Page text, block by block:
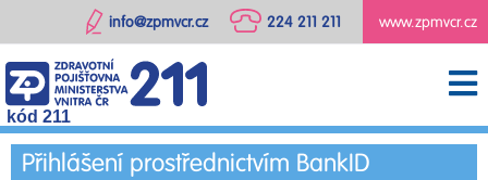
www.zpmvcr.cz
224 211 211
info@zpmvcr.cz
kód 211
Přihlášení prostřednictvím BankID